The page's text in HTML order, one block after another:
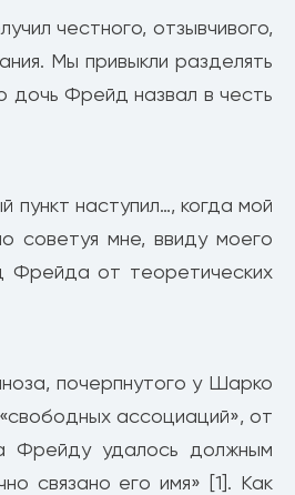
честного, отзывчивого,
Мы привыкли разделять
дочь Фрейд назвал в честь
наступил…, когда мой
советуя мне, ввиду моего
Фрейда от теоретических
почерпнутого у Шарко
ассоциаций», от
Фрейду удалось должным
связано его имя» [1]. Как